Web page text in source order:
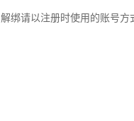
解绑请以注册时使用的账号